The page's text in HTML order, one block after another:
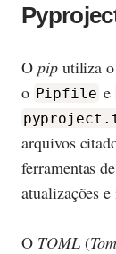
O piputiliza o
o Pipfile e
arquivos
ferramentas
atualizações
O TOML(